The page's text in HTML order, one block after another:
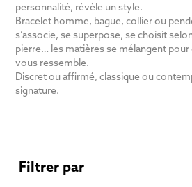
Mot de passe oublié ?
Valider
personnalité, révèle un style.
Bracelet homme, bague, collier ou
s’associe, se superpose, se choisit
pierre… les matières se mélangent pour
vous ressemble.
Discret ou affirmé, classique ou
signature.
Filtrer par